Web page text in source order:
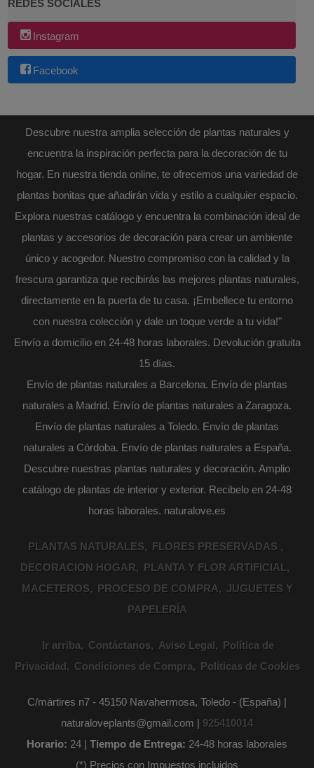
REDES SOCIALES
Instagram
Facebook
Descubre nuestra amplia selección de plantas naturales y
encuentra la inspiración perfecta para la decoración de tu
hogar. En nuestra tienda online, te ofrecemos una variedad de
plantas bonitas que añadirán vida y estilo a cualquier espacio.
Explora nuestras catálogo y encuentra la combinación ideal de
plantas y accesorios de decoración para crear un ambiente
único y acogedor. Nuestro compromiso con la calidad y la
frescura garantiza que recibirás las mejores plantas naturales,
directamente en la puerta de tu casa. ¡Embellece tu entorno
con nuestra colección y dale un toque verde a tu vida!"
Envío a domicilio en 24-48 horas laborales. Devolución gratuita
15 días.
Envío de plantas naturales a Barcelona. Envío de plantas
naturales a Madrid. Envío de plantas naturales a Zaragoza.
Envío de plantas naturales a Toledo. Envío de plantas
naturales a Córdoba. Envío de plantas naturales a España.
Descubre nuestras plantas naturales y decoración. Amplio
catálogo de plantas de interior y exterior. Recibelo en 24-48
horas laborales. naturalove.es
PLANTAS NATURALES
FLORES PRESERVADAS
DECORACION HOGAR
PLANTA Y FLOR ARTIFICIAL
MACETEROS
PROCESO DE COMPRA
JUGUETES Y
PAPELERÍA
Ir arriba Contáctanos Aviso Legal
Política de
Privacidad
Condiciones de Compra Políticas de Cookies
C/mártires n7 - 45150 Navahermosa, Toledo - (España) |
naturaloveplants@gmail.com | 925410014
Horario: 24 | Tiempo de Entrega: 24-48 horas laborales
(*) Precios con Impuestos incluidos